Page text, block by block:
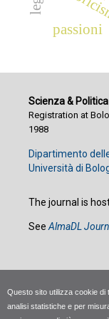
Questo sito utilizza cookie di
analisi statistiche e per
passioni
Scienza &
Registration at
1988
Dipartimento
Università di
The journal is
See AlmaDL